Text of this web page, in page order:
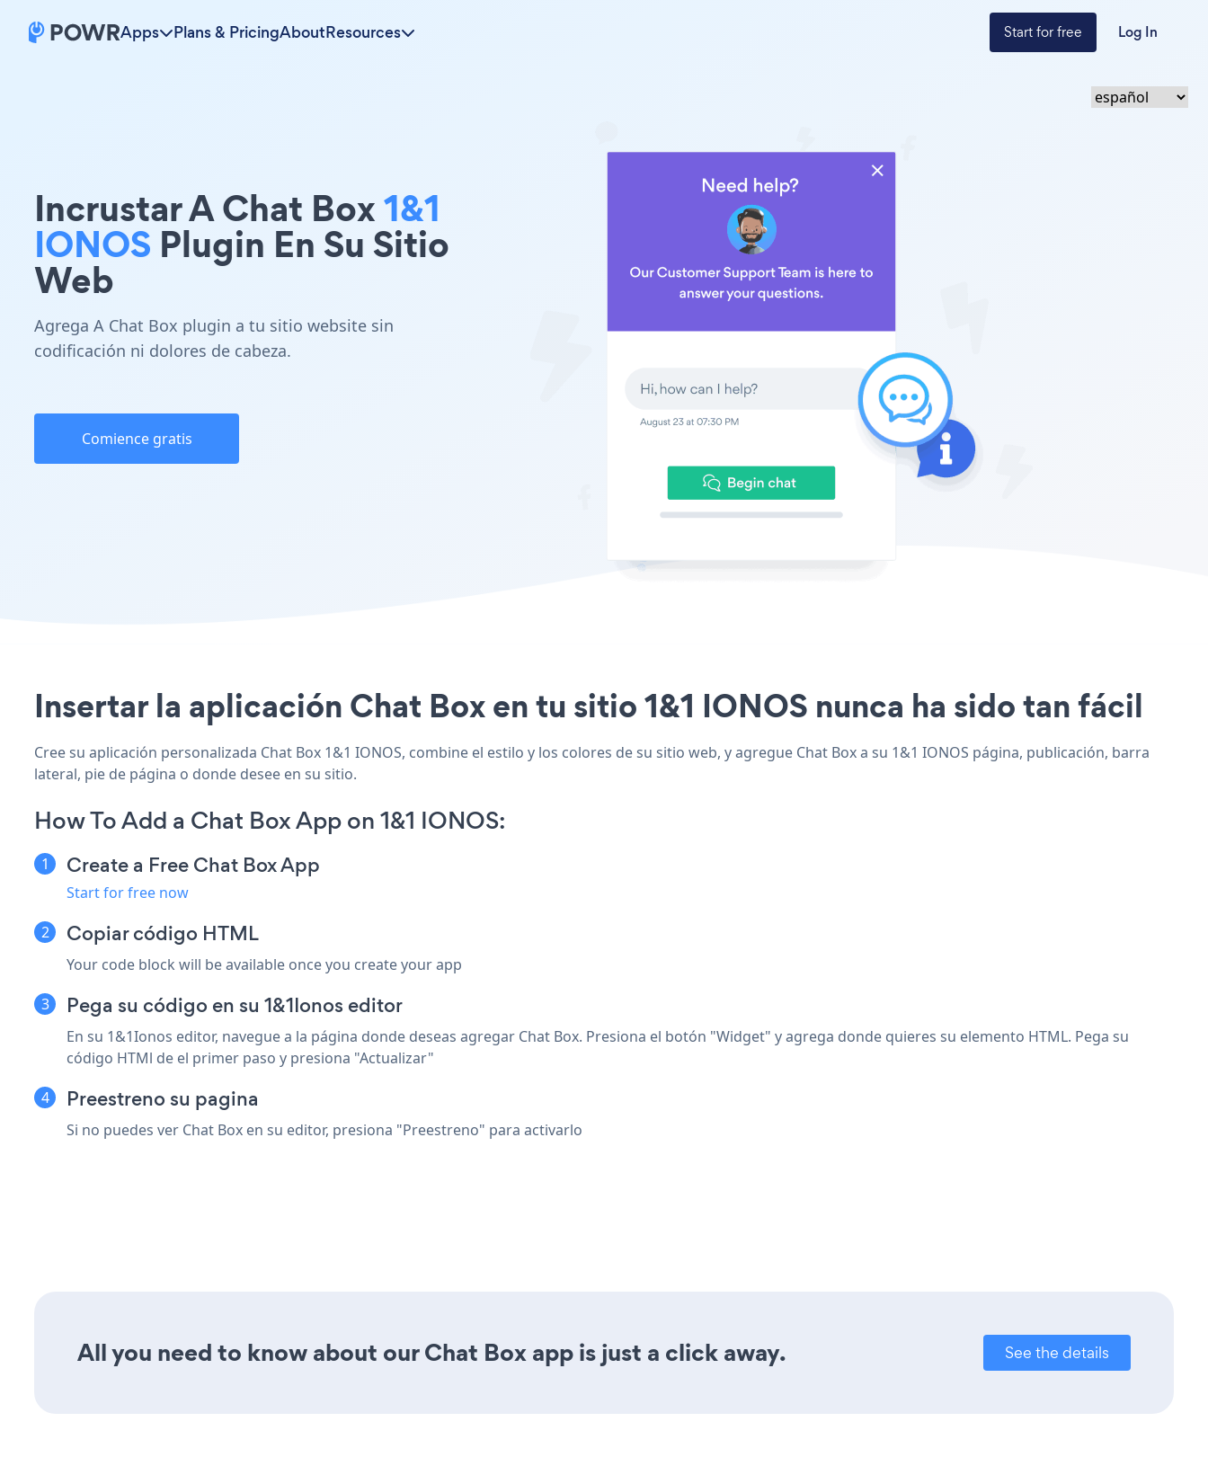
Apps Plans & PricingAboutResources Start for free Log In
Incrustar A Chat Box1&1
IONOS Plugin En Su Sitio
Web
Agrega A Chat Box plugin a tu sitio website sin
codificación ni dolores de cabeza.
Comience gratis
Insertar la aplicación Chat Box en tu sitio 1&1 IONOS nunca ha sido tan fácil
Cree su aplicación personalizada Chat Box 1&1 IONOS, combine el estilo y los colores de su sitio web, y agregue Chat Box a su 1&1 IONOS página, publicación, barra
lateral, pie de página o donde desee en su sitio.
How To Add a Chat Box App on 1&1 IONOS:
Create a Free Chat Box App
Start for free now
Copiar código HTML
Your code block will be available once you create your app
Pega su código en su 1&1Ionos editor
En su 1&1Ionos editor, navegue a la página donde deseas agregar Chat Box. Presiona el botón "Widget" y agrega donde quieres su elemento HTML. Pega su
código HTMl de el primer paso y presiona "Actualizar"
Preestreno su pagina
Si no puedes ver Chat Box en su editor, presiona "Preestreno" para activarlo
All you need to know about our Chat Box app is just a click away. See the details